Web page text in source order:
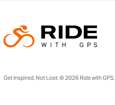
Get Inspired, Not Lost. © 2026 Ride with GPS.